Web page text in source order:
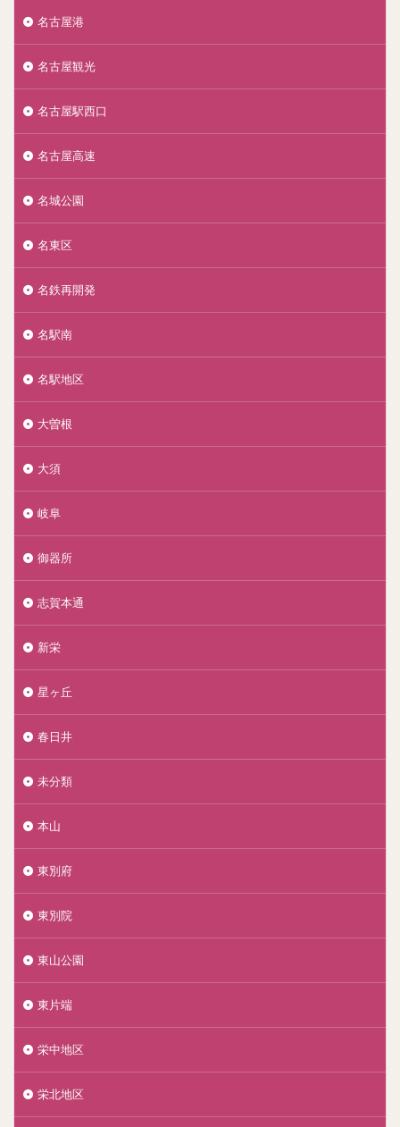
名古屋港
名古屋観光
名古屋駅西口
名古屋高速
名城公園
名東区
名鉄再開発
名駅南
名駅地区
大曽根
大須
岐阜
御器所
志賀本通
新栄
星ヶ丘
春日井
未分類
本山
東別府
東別院
東山公園
東片端
栄中地区
栄北地区